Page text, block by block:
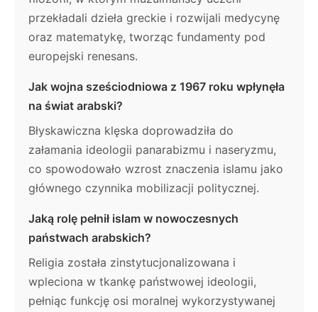
przekładali dzieła greckie i rozwijali medycynę
oraz matematykę, tworząc fundamenty pod
europejski renesans.
Jak wojna sześciodniowa z 1967 roku wpłynęła
na świat arabski?
Błyskawiczna klęska doprowadziła do
załamania ideologii panarabizmu i naseryzmu,
co spowodowało wzrost znaczenia islamu jako
głównego czynnika mobilizacji politycznej.
Jaką rolę pełnił islam w nowoczesnych
państwach arabskich?
Religia została zinstytucjonalizowana i
wpleciona w tkankę państwowej ideologii,
pełniąc funkcję osi moralnej wykorzystywanej